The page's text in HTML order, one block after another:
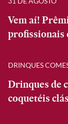
Vem aí!
profissionais
DRINQUES
Drinques de
coquetéis